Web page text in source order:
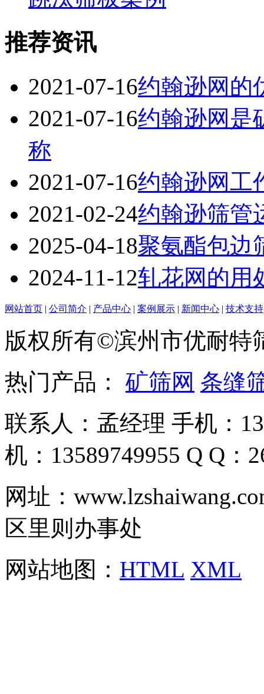
推荐资讯
2021-07-16约翰逊网的
2021-07-16约翰逊网是
称
2021-07-16约翰逊网工
2021-02-24约翰逊筛管
2025-04-18聚氨酯包边
2024-11-12轧花网的用
网站首页 | 公司简介 | 产品中心 | 案例展示 | 新闻中心 | 技术支持
版权所有©滨州市优耐特
热门产品： 矿筛网 条缝
联系人：孟经理 手机：
机：13589749955 Q Q：
网址：
区里则办事处
网站地图： HTML XML